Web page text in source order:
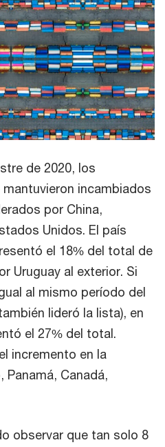
de 2020, los
incambiados
por China,
Unidos. El país
el 18% del total de
Uruguay al exterior. Si
al mismo período del
lideró la lista), en
el 27% del total.
incremento en la
Canadá,
observar que tan solo 8